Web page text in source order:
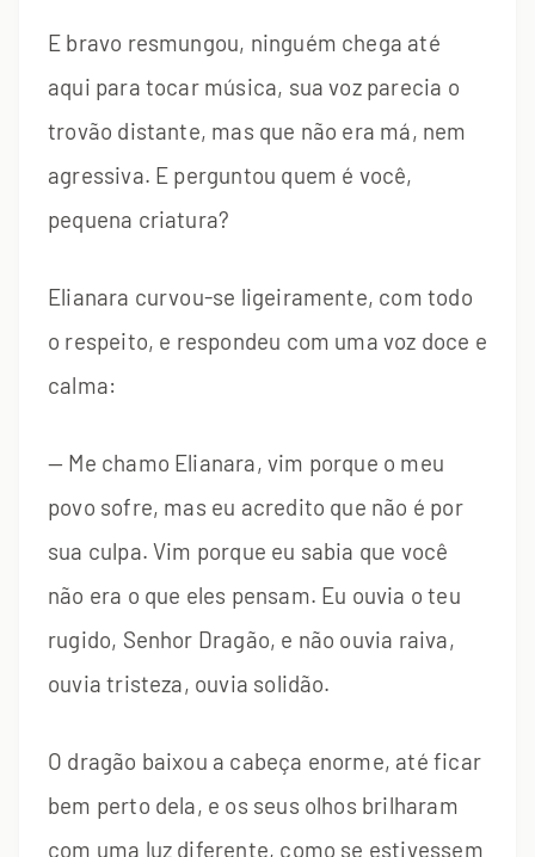
E bravo resmungou, ninguém chega até
aqui para tocar música, sua voz parecia o
trovão distante, mas que não era má, nem
agressiva. E perguntou quem é você,
pequena criatura?
Elianara curvou-se ligeiramente, com todo
o respeito, e respondeu com uma voz doce e
calma:
— Me chamo Elianara, vim porque o meu
povo sofre, mas eu acredito que não é por
sua culpa. Vim porque eu sabia que você
não era o que eles pensam. Eu ouvia o teu
rugido, Senhor Dragão, e não ouvia raiva,
ouvia tristeza, ouvia solidão.
O dragão baixou a cabeça enorme, até ficar
bem perto dela, e os seus olhos brilharam
com uma luz diferente, como se estivessem